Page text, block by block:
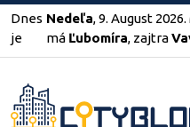
Dnes
je
Nedeľa, 9. August 2026.
má Ľubomíra, zajtra